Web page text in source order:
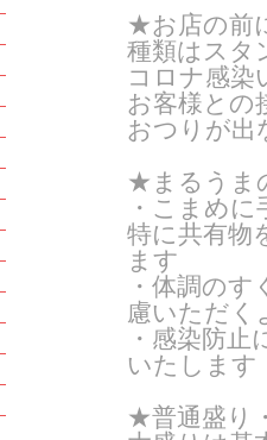
★お店の前
種類はスタ
コロナ感染
お客様との
おつりが出
★まるうま
・こまめ
特に共有物
ます
・体調の
慮いただく
・感染防
いたします
★普通盛り